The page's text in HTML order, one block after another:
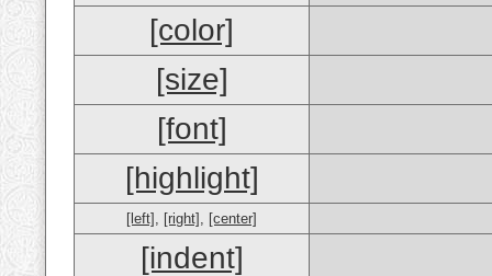
[color]
[size]
[font]
[highlight]
[left] , [right] , [center]
[indent]